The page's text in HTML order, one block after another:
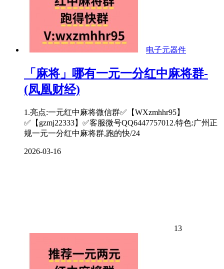
电子元器件
「麻将」哪有一元一分红中麻将群-
(凤凰财经)
1.亮点:一元红中麻将微信群✅【WXzmhhr95】
✅【gzmj22333】✅客服微号QQ6447757012.特色:广州正
规一元一分红中麻将群,跑的快/24
2026-03-16
13